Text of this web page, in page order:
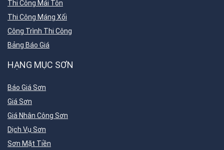
Thi Công Mái Tôn
Thi Công Máng Xối
Công Trình Thi Công
Bảng Báo Giá
HẠNG MỤC SƠN
Báo Giá Sơn
Giá Sơn
Giá Nhân Công Sơn
Dịch Vụ Sơn
Sơn Mặt Tiền